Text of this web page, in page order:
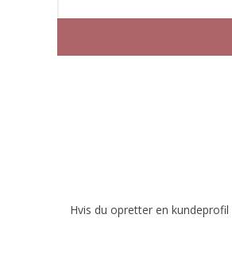
Hvis du opretter en